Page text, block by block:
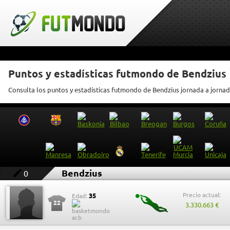
Puntos y estadísticas futmondo de Bendzius
Consulta los puntos y estadísticas futmondo de Bendzius jornada a
0 Bendzius
22
Edad: 35 Precio actual:
3.330.663 €